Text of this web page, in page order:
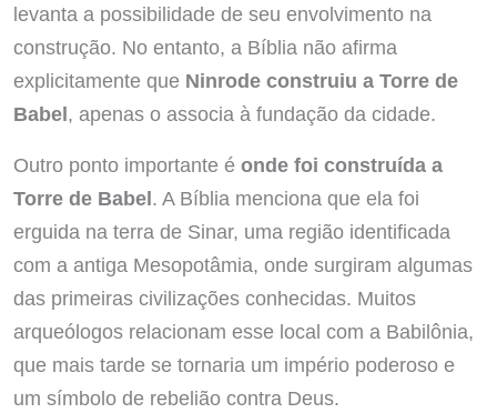
levanta a possibilidade de seu envolvimento na
construção. No entanto, a Bíblia não afirma
explicitamente que Ninrode construiu a Torre de
Babel, apenas o associa à fundação da cidade.
Outro ponto importante é onde foi construída a
Torre de Babel. A Bíblia menciona que ela foi
erguida na terra de Sinar, uma região identificada
com a antiga Mesopotâmia, onde surgiram algumas
das primeiras civilizações conhecidas. Muitos
arqueólogos relacionam esse local com a Babilônia,
que mais tarde se tornaria um império poderoso e
um símbolo de rebelião contra Deus.